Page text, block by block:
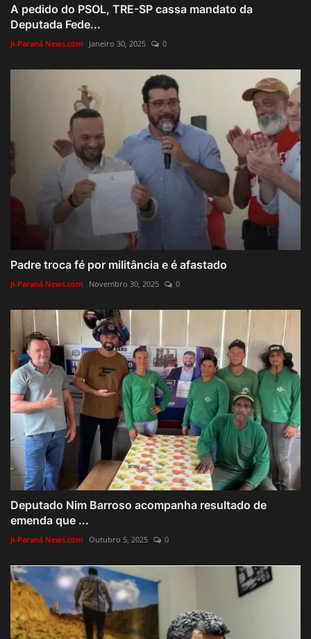
A pedido do PSOL, TRE-SP cassa mandato da
Deputada Fede...
Ji-Paraná News.com Janeiro 30, 2025 0
Padre troca fé por militância e é afastado
Ji-Paraná News.com Novembro 30, 2025 0
Deputado Nim Barroso acompanha resultado de
emenda que ...
Ji-Paraná News.com Outubro 5, 2025 0